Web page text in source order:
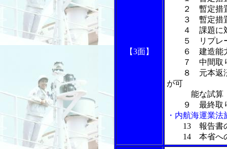
【3面】
２ 暫定措置
３ 暫定措置
４ 課題に対
５ リプレー
６ 建造能力
７ 中間取り
８ 元本返済
が可
能な試算
９ 最終取り
・内航海運業
13 報告書
14 本省への